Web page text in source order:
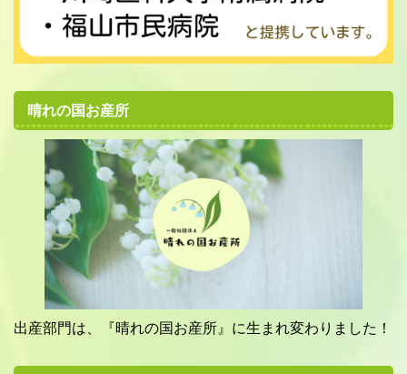
晴れの国お産所
出産部門は、『晴れの国お産所』に生まれ変わりました！